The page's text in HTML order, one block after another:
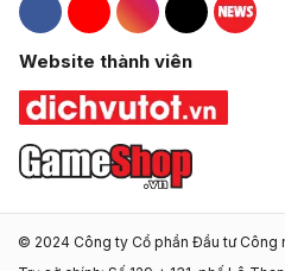
Hacom Facebook
Hacom YouTube
HacomHacom
Website thành viên
© 2024 Công ty Cổ phần Đầu tư Công